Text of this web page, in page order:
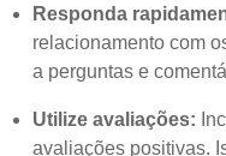
Responda
relacionamento com
a perguntas e
Utilize avaliações:
avaliações positivas.